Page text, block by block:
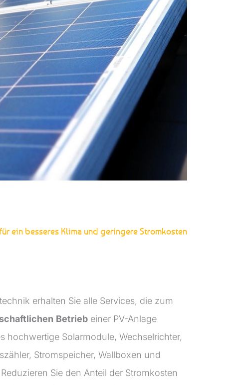
ein besseres Klima und geringere Stromkosten
erhalten Sie alle Services, die zum
Betrieb einer PV-Anlage
hochwertige Solarmodule, Wechselrichter,
Stromspeicher, Wallboxen und
Sie den Anteil der Stromkosten